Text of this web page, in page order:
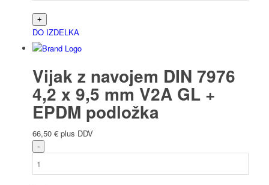
DO IZDELKA
Vijak z navojem DIN 7976
4,2 x 9,5 mm V2A GL +
EPDM podložka
66,50 € plus DDV